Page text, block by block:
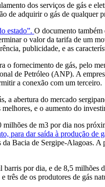
dos serviços de gás e
de adquirir o gás de qualquer
estado”. O documento também
o valor da tarifa de um
publicidade, e as
fornecimento de gás, pelo
de Petróleo (ANP). A
a conexão com um terceiro.
abertura do mercado
e o aumento do
de m3 por dia nos
dar saída à produção de
Bacia de Sergipe-Alagoas.
por dia, e de 8,5
três de os produtores de gás